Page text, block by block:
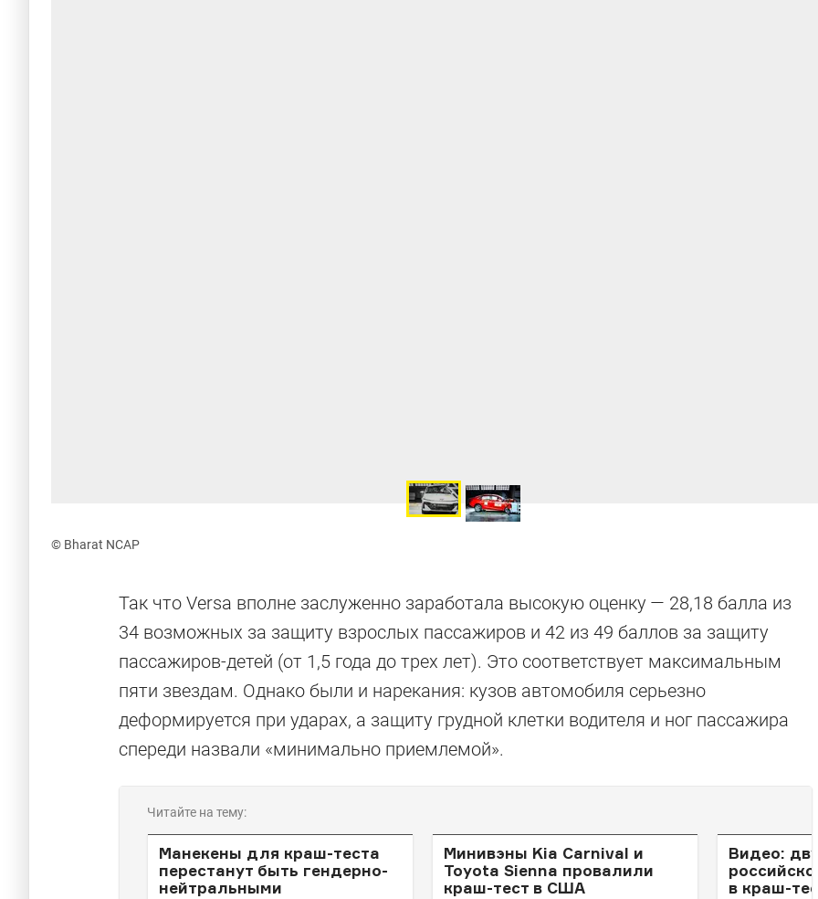
© Bharat NCAP
Так что Versa вполне заслуженно заработала высокую оценку — 28,18 балла из
34 возможных за защиту взрослых пассажиров и 42 из 49 баллов за защиту
пассажиров-детей (от 1,5 года до трех лет). Это соответствует максимальным
пяти звездам. Однако были и нарекания: кузов автомобиля серьезно
деформируется при ударах, а защиту грудной клетки водителя и ног пассажира
спереди назвали «минимально приемлемой».
Читайте на тему:
Манекены для краш-теста
перестанут быть гендерно-
нейтральными
Минивэны Kia Carnival и
Toyota Sienna провалили
краш-тест в США
Видео:
в краш-